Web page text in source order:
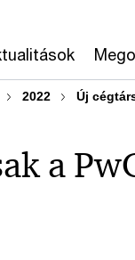
2022 Új
a